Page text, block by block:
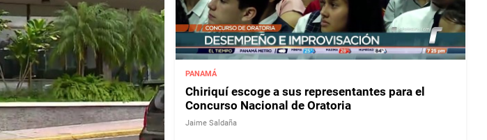
PANAMÁ
Chiriquí escoge a sus representantes para el
Concurso Nacional de Oratoria
Jaime Saldaña